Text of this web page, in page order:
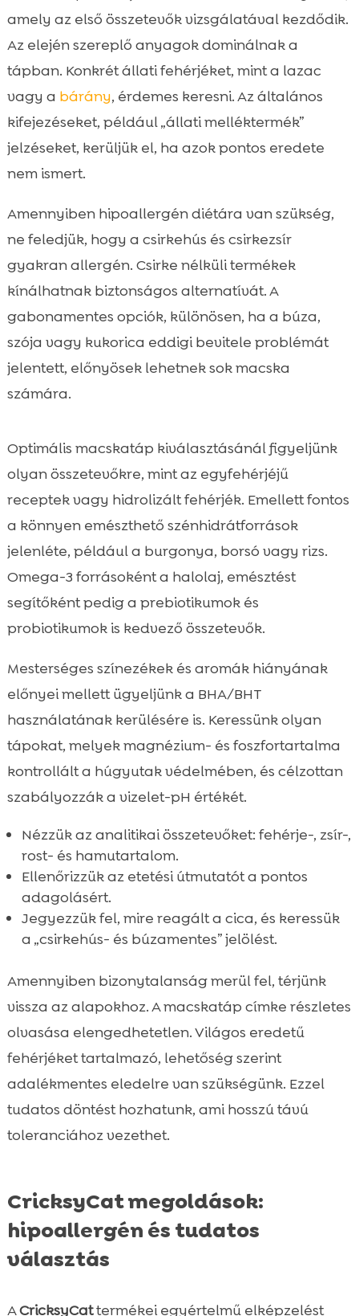
amely az első összetevők vizsgálatával kezdődik.
Az elején szereplő anyagok dominálnak a
tápban. Konkrét állati fehérjéket, mint a lazac
vagy a bárány, érdemes keresni. Az általános
kifejezéseket, például „állati melléktermék”
jelzéseket, kerüljük el, ha azok pontos eredete
nem ismert.
Amennyiben hipoallergén diétára van szükség,
ne feledjük, hogy a csirkehús és csirkezsír
gyakran allergén. Csirke nélküli termékek
kínálhatnak biztonságos alternatívát. A
gabonamentes opciók, különösen, ha a búza,
szója vagy kukorica eddigi bevitele problémát
jelentett, előnyösek lehetnek sok macska
számára.
Optimális macskatáp kiválasztásánál figyeljünk
olyan összetevőkre, mint az egyfehérjéjű
receptek vagy hidrolizált fehérjék. Emellett fontos
a könnyen emészthető szénhidrátforrások
jelenléte, például a burgonya, borsó vagy rizs.
Omega-3 forrásoként a halolaj, emésztést
segítőként pedig a prebiotikumok és
probiotikumok is kedvező összetevők.
Mesterséges színezékek és aromák hiányának
előnyei mellett ügyeljünk a BHA/BHT
használatának kerülésére is. Keressünk olyan
tápokat, melyek magnézium- és foszfortartalma
kontrollált a húgyutak védelmében, és célzottan
szabályozzák a vizelet-pH értékét.
Nézzük az analitikai összetevőket: fehérje-, zsír-,
rost- és hamutartalom.
Ellenőrizzük az etetési útmutatót a pontos
adagolásért.
Jegyezzük fel, mire reagált a cica, és keressük
a „csirkehús- és búzamentes” jelölést.
Amennyiben bizonytalanság merül fel, térjünk
vissza az alapokhoz. A macskatáp címke részletes
olvasása elengedhetetlen. Világos eredetű
fehérjéket tartalmazó, lehetőség szerint
adalékmentes eledelre van szükségünk. Ezzel
tudatos döntést hozhatunk, ami hosszú távú
toleranciához vezethet.
CricksyCat megoldások:
hipoallergén és tudatos
választás
ACricksyCattermékei egyértelmű elképzelést